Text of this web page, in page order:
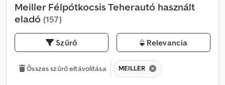
Meiller Félpótkocsis Teherautó használt
eladó (157)
Szűrő Relevancia
Összes szűrő eltávolítása MEILLER